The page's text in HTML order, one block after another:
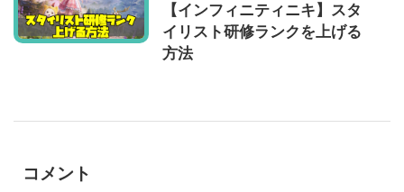
【インフィニティニキ】スタ
イリスト研修ランクを上げる
方法
コメント